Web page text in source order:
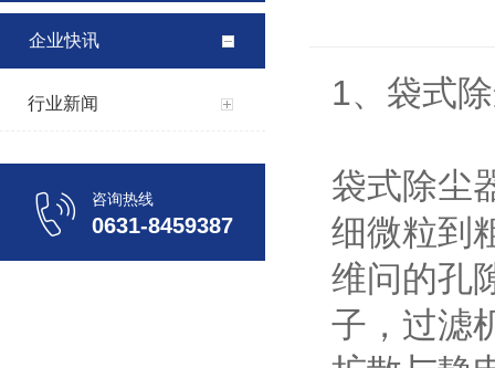
企业快讯
行业新闻
咨询热线
0631-8459387
1、袋式
袋式除尘
细微粒到
维问的孔
子，过滤